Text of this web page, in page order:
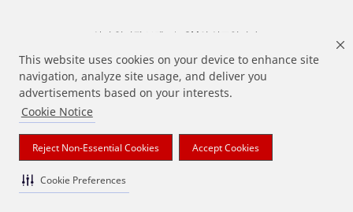
This website uses cookies on your device to enhance site
navigation, analyze site usage, and deliver you
advertisements based on your interests.
Cookie Notice
Reject Non-Essential Cookies Accept Cookies
Cookie Preferences
상기 열거된 브랜드는 3M의 상표입니다.